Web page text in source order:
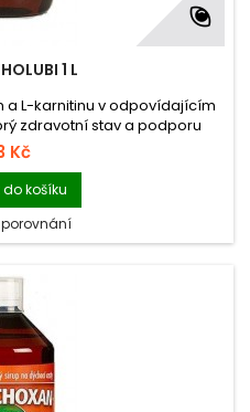
1 L
a L-karnitinu v odpovídajícím
zdravotní stav a podporu
využitelnosti vitamínů
ze stravy.
Kč
do košíku
porovnání